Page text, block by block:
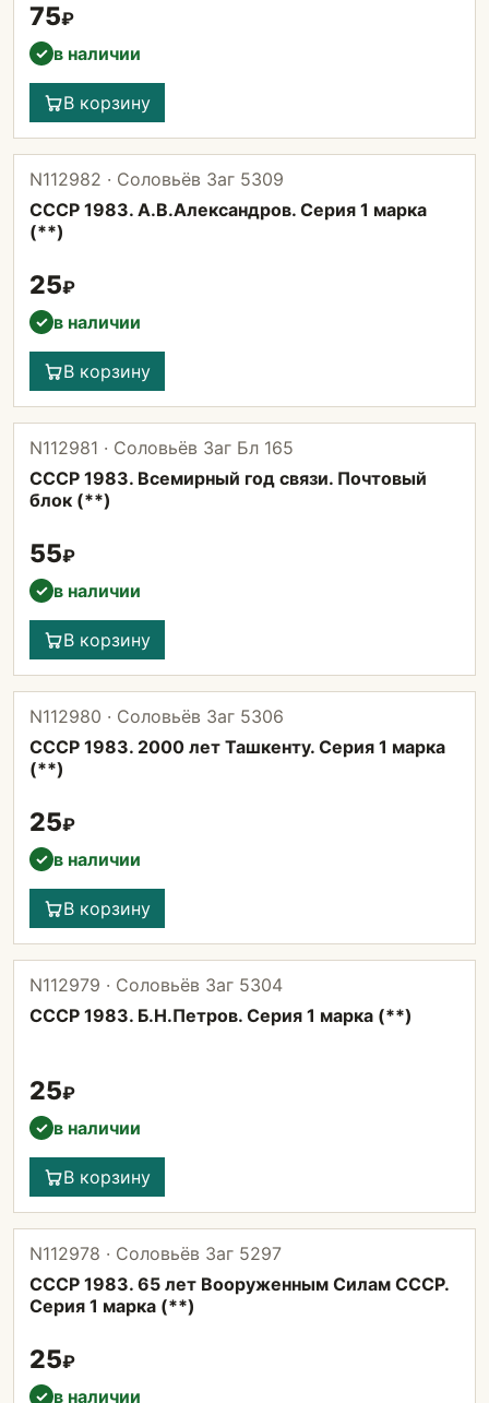
75₽
✓ в наличии
В корзину
N112982 · Соловьёв Заг 5309
СССР 1983. А.В.Александров. Серия 1 марка
(**)
25₽
✓ в наличии
В корзину
N112981 · Соловьёв Заг Бл 165
СССР 1983. Всемирный год связи. Почтовый
блок (**)
55₽
✓ в наличии
В корзину
N112980 · Соловьёв Заг 5306
СССР 1983. 2000 лет Ташкенту. Серия 1 марка
(**)
25₽
✓ в наличии
В корзину
N112979 · Соловьёв Заг 5304
СССР 1983. Б.Н.Петров. Серия 1 марка (**)
25₽
✓ в наличии
В корзину
N112978 · Соловьёв Заг 5297
СССР 1983. 65 лет Вооруженным Силам СССР.
Серия 1 марка (**)
25₽
✓ в наличии